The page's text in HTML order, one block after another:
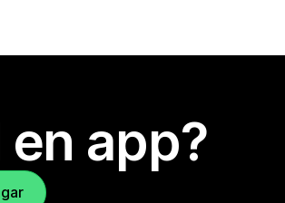
app?